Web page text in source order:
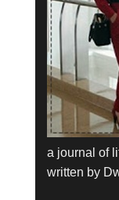
a journal of
written by